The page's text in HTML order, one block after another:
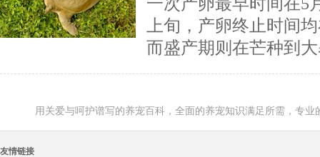
上旬，产卵终止时间
而盛产期则在芒种到
用关爱与呵护谱写的养宠百科，全面的养宠知识满足所需，专
友情链接